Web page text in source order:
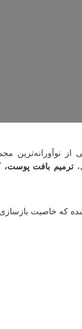
از نوآورانه‌ترین
ترمیم بافت
که خاصیت بازسازی